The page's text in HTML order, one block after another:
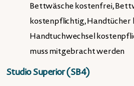
Bettwäsche kostenfrei,
kostenpflichtig, Handtücher
Handtuchwechsel
muss mitgebracht werden
Studio Superior (SB4)